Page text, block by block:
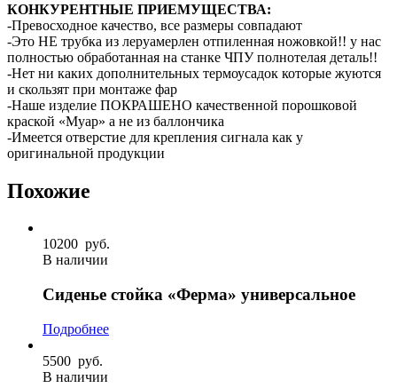
КОНКУРЕНТНЫЕ ПРИЕМУЩЕСТВА:
-Превосходное качество, все размеры совпадают
-Это НЕ трубка из леруамерлен отпиленная ножовкой!! у нас
полностью обработанная на станке ЧПУ полнотелая деталь!!
-Нет ни каких дополнительных термоусадок которые жуются
и скользят при монтаже фар
-Наше изделие ПОКРАШЕНО качественной порошковой
краской «Муар» а не из баллончика
-Имеется отверстие для крепления сигнала как у
оригинальной продукции
Похожие
10200 руб.
В наличии
Сиденье стойка «Ферма» универсальное
Подробнее
5500 руб.
В наличии